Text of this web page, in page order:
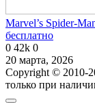
Marvel’s Spider-
бесплатно
0 42k 0
20 марта, 2026
Copyright © 2010-
только при